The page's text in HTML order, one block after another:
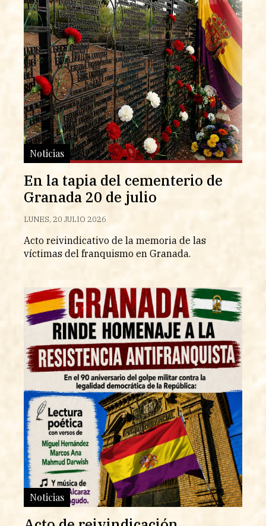
Noticias
En la tapia del cementerio de
Granada 20 de julio
LUNES, 20 JULIO 2026
Acto reivindicativo de la memoria de las
víctimas del franquismo en Granada.
Noticias